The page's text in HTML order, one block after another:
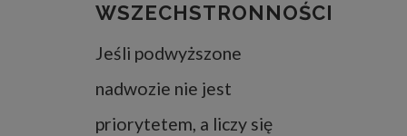
WSZECHSTRONNOŚCI
Jeśli podwyższone
nadwozie nie jest
priorytetem, a liczy się